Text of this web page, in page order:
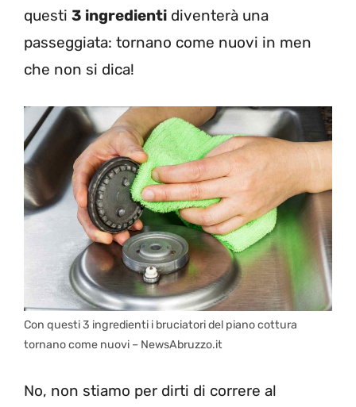
questi 3 ingredienti diventerà una
passeggiata: tornano come nuovi in men
che non si dica!
Con questi 3 ingredienti i bruciatori del piano cottura
tornano come nuovi – NewsAbruzzo.it
No, non stiamo per dirti di correre al